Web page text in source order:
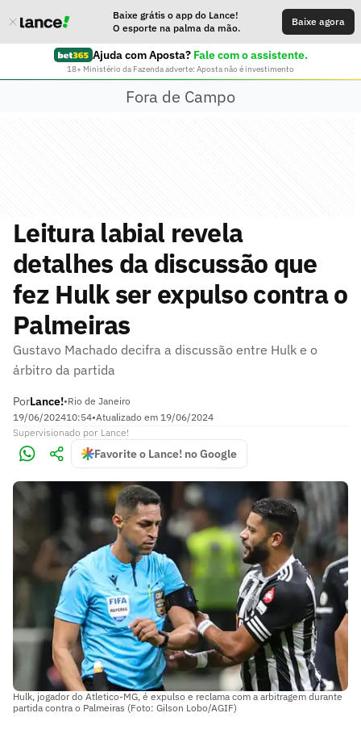
Baixe grátis o app do Lance!
O esporte na palma da mão.
Baixe agora
Ajuda com Aposta? Fale com o assistente.
18+ Ministério da Fazenda adverte: Aposta não é investimento
Fora de Campo
Leitura labial revela
detalhes da discussão que
fez Hulk ser expulso contra o
Palmeiras
Gustavo Machado decifra a discussão entre Hulk e o
árbitro da partida
PorLance!•Rio de Janeiro
19/06/202410:54•Atualizado em 19/06/2024
Supervisionado por Lance!
Favorite o Lance! no Google
Hulk, jogador do Atletico-MG, é expulso e reclama com a arbitragem durante
partida contra o Palmeiras (Foto: Gilson Lobo/AGIF)